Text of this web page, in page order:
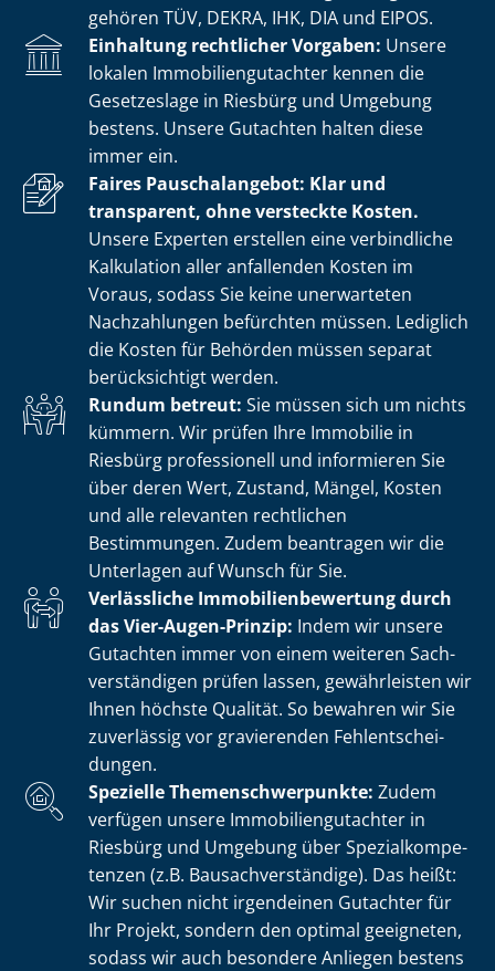
gehören TÜV, DEKRA, IHK, DIA und EIPOS.
Einhaltung rechtlicher Vorgaben: Unsere
lokalen Im­mo­bi­li­en­gut­ach­ter kennen die
Gesetzeslage in Riesbürg und Umgebung
bestens. Unsere Gutachten halten diese
immer ein.
Faires Pauschalangebot: Klar und
transparent, ohne versteckte Kosten.
Unsere Experten erstellen eine verbindliche
Kalkulation aller anfallenden Kosten im
Voraus, sodass Sie keine unerwarteten
Nachzahlungen befürchten müssen. Lediglich
die Kosten für Behörden müssen separat
berücksichtigt werden.
Rundum betreut: Sie müssen sich um nichts
kümmern. Wir prüfen Ihre Immobilie in
Riesbürg professionell und informieren Sie
über deren Wert, Zustand, Mängel, Kosten
und alle relevanten rechtlichen
Bestimmungen. Zudem beantragen wir die
Unterlagen auf Wunsch für Sie.
Verlässliche Im­mo­bi­li­en­be­wer­tung durch
das Vier-Augen-Prinzip: Indem wir unsere
Gutachten immer von einem weiteren Sach­
ver­stän­di­gen prüfen lassen, gewährleisten wir
Ihnen höchste Qualität. So bewahren wir Sie
zuverlässig vor gravierenden Fehl­ent­schei­
dun­gen.
Spezielle The­men­schwer­punk­te: Zudem
verfügen unsere Im­mo­bi­li­en­gut­ach­ter in
Riesbürg und Umgebung über Spe­zi­al­kom­pe­
ten­zen (z.B. Bau­sach­ver­stän­di­ge). Das heißt:
Wir suchen nicht irgendeinen Gutachter für
Ihr Projekt, sondern den optimal geeigneten,
sodass wir auch besondere Anliegen bestens